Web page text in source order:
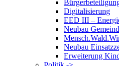
Digitalisierung
EED III –
Neubau
Neubau
Erweiterung